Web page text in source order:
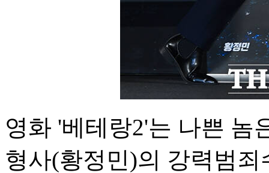
영화 '베테랑2'는 나쁜 놈
형사(황정민)의 강력범